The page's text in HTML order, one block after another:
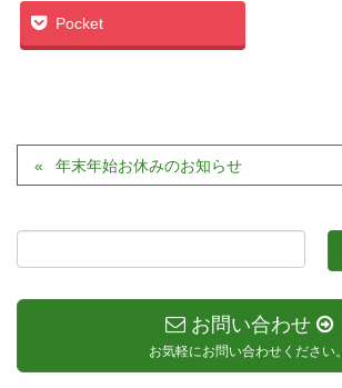
Pocket
年末年始お休みのお知らせ
お問い合わせ
お気軽にお問い合わせください。